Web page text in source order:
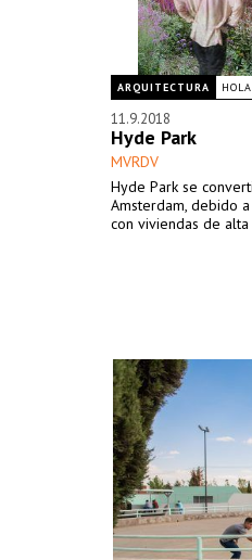
ARQUITECTURA
11.9.2018
Hyde Park
MVRDV
Hyde Park se
Amsterdam, debido
con viviendas de